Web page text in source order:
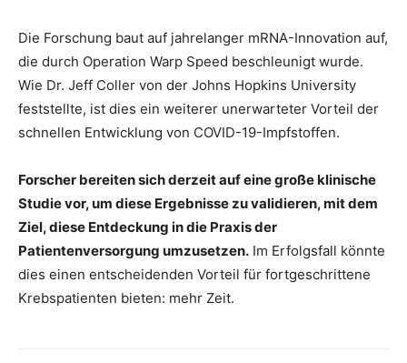
Die Forschung baut auf jahrelanger mRNA-Innovation auf,
die durch Operation Warp Speed ​​beschleunigt wurde.
Wie Dr. Jeff Coller von der Johns Hopkins University
feststellte, ist dies ein weiterer unerwarteter Vorteil der
schnellen Entwicklung von COVID-19-Impfstoffen.
Forscher bereiten sich derzeit auf eine große klinische
Studie vor, um diese Ergebnisse zu validieren, mit dem
Ziel, diese Entdeckung in die Praxis der
Patientenversorgung umzusetzen. Im Erfolgsfall könnte
dies einen entscheidenden Vorteil für fortgeschrittene
Krebspatienten bieten: mehr Zeit.